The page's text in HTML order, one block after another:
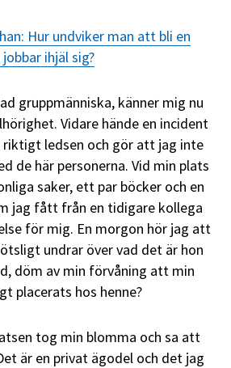
Hur undviker man att bli en
ihjäl sig?
gruppmänniska, känner mig nu
Vidare hände en incident
ledsen och gör att jag inte
de här personerna. Vid min plats
saker, ett par böcker och en
jag fått från en tidigare kollega
för mig. En morgon hör jag att
undrar över vad det är hon
döm av min förvåning att min
placerats hos henne?
tog min blomma och sa att
är en privat ägodel och det jag